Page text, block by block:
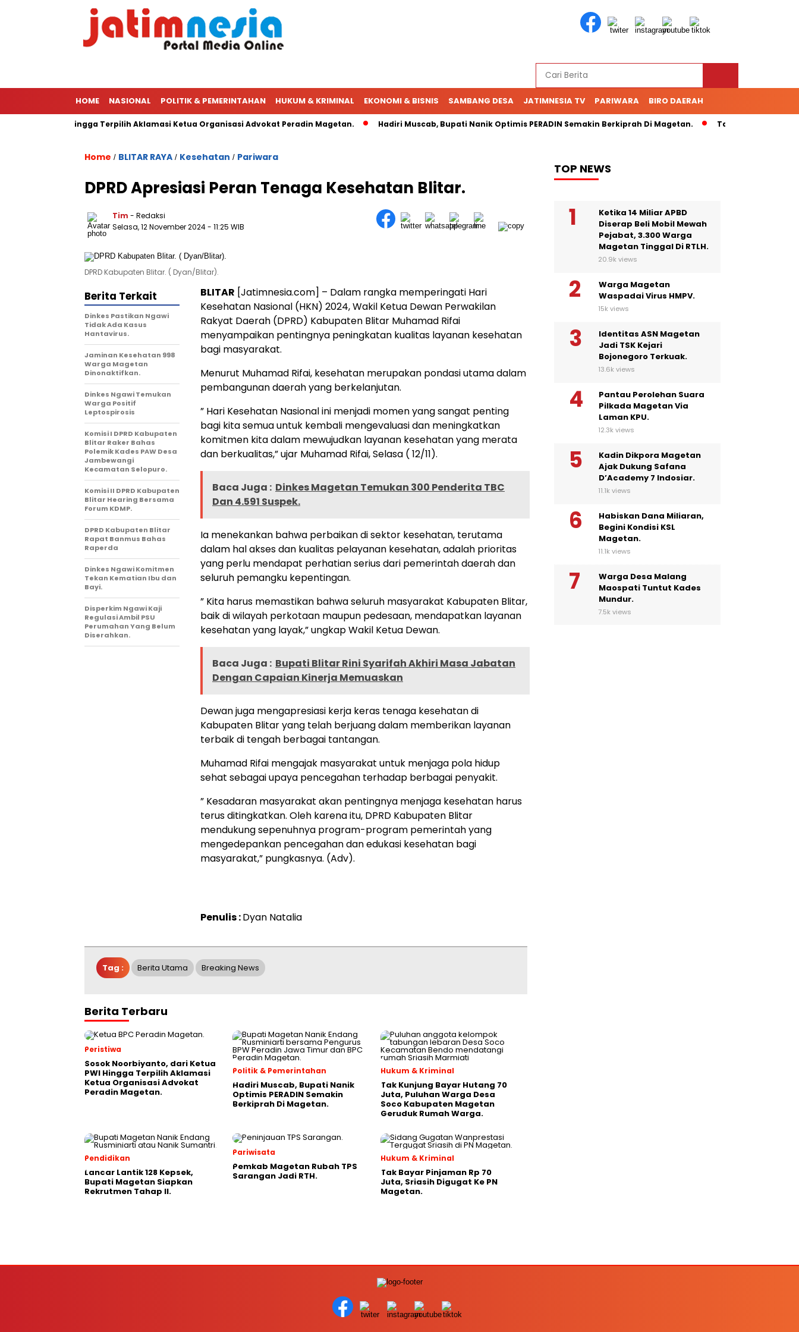
HOME NASIONAL POLITIK & PEMERINTAHAN HUKUM & KRIMINAL EKONOMI & BISNIS SAMBANG DESA JATIMNESIA TV PARIWARA BIRO DAERAH
Ketua PWI Hingga Terpilih Aklamasi Ketua Organisasi Advokat Peradin Magetan. Hadiri Muscab, Bupati Nanik Optimis PERADIN Semakin Berkiprah Di Magetan. Tak Kunjung Bayar
Home / BLITAR RAYA / Kesehatan / Pariwara
DPRD Apresiasi Peran Tenaga Kesehatan Blitar.
Tim - Redaksi
Selasa, 12 November 2024- 11:25 WIB
DPRD Kabupaten Blitar. ( Dyan/Blitar).
BLITAR [Jatimnesia.com] – Dalam rangka memperingati Hari
Kesehatan Nasional (HKN) 2024, Wakil Ketua Dewan Perwakilan
Rakyat Daerah (DPRD) Kabupaten Blitar Muhamad Rifai
menyampaikan pentingnya peningkatan kualitas layanan kesehatan
bagi masyarakat.
Menurut Muhamad Rifai, kesehatan merupakan pondasi utama dalam
pembangunan daerah yang berkelanjutan.
” Hari Kesehatan Nasional ini menjadi momen yang sangat penting
bagi kita semua untuk kembali mengevaluasi dan meningkatkan
komitmen kita dalam mewujudkan layanan kesehatan yang merata
dan berkualitas,” ujar Muhamad Rifai, Selasa ( 12/11).
Baca Juga : Dinkes Magetan Temukan 300 Penderita TBC
Dan 4.591 Suspek.
Ia menekankan bahwa perbaikan di sektor kesehatan, terutama
dalam hal akses dan kualitas pelayanan kesehatan, adalah prioritas
yang perlu mendapat perhatian serius dari pemerintah daerah dan
seluruh pemangku kepentingan.
” Kita harus memastikan bahwa seluruh masyarakat Kabupaten Blitar,
baik di wilayah perkotaan maupun pedesaan, mendapatkan layanan
kesehatan yang layak,” ungkap Wakil Ketua Dewan.
Baca Juga : Bupati Blitar Rini Syarifah Akhiri Masa Jabatan
Dengan Capaian Kinerja Memuaskan
Dewan juga mengapresiasi kerja keras tenaga kesehatan di
Kabupaten Blitar yang telah berjuang dalam memberikan layanan
terbaik di tengah berbagai tantangan.
Muhamad Rifai mengajak masyarakat untuk menjaga pola hidup
sehat sebagai upaya pencegahan terhadap berbagai penyakit.
” Kesadaran masyarakat akan pentingnya menjaga kesehatan harus
terus ditingkatkan. Oleh karena itu, DPRD Kabupaten Blitar
mendukung sepenuhnya program-program pemerintah yang
mengedepankan pencegahan dan edukasi kesehatan bagi
masyarakat,” pungkasnya. (Adv).
Penulis :Dyan Natalia
Berita Terkait
Dinkes Pastikan Ngawi
Tidak Ada Kasus
Hantavirus.
Jaminan Kesehatan 998
Warga Magetan
Dinonaktifkan.
Dinkes Ngawi Temukan
Warga Positif
Leptospirosis
Komisi I DPRD Kabupaten
Blitar Raker Bahas
Polemik Kades PAW Desa
Jambewangi
Kecamatan Selopuro.
Komisi II DPRD Kabupaten
Blitar Hearing Bersama
Forum KDMP.
DPRD Kabupaten Blitar
Rapat Banmus Bahas
Raperda
Dinkes Ngawi Komitmen
Tekan Kematian Ibu dan
Bayi.
Disperkim Ngawi Kaji
Regulasi Ambil PSU
Perumahan Yang Belum
Diserahkan.
Tag : Berita Utama Breaking News
Berita Terbaru
Peristiwa
Sosok Noorbiyanto, dari Ketua
PWI Hingga Terpilih Aklamasi
Ketua Organisasi Advokat
Peradin Magetan.
Politik & Pemerintahan
Hadiri Muscab, Bupati Nanik
Optimis PERADIN Semakin
Berkiprah Di Magetan.
Hukum & Kriminal
Tak Kunjung Bayar Hutang 70
Juta, Puluhan Warga Desa
Soco Kabupaten Magetan
Geruduk Rumah Warga.
Pendidikan
Lancar Lantik 128 Kepsek,
Bupati Magetan Siapkan
Rekrutmen Tahap II.
Pariwisata
Pemkab Magetan Rubah TPS
Sarangan Jadi RTH.
Hukum & Kriminal
Tak Bayar Pinjaman Rp 70
Juta, Sriasih Digugat Ke PN
Magetan.
TOP NEWS
Ketika 14 Miliar APBD
Diserap Beli Mobil Mewah
Pejabat, 3.300 Warga
Magetan Tinggal Di RTLH.
20.9k views
Warga Magetan
Waspadai Virus HMPV.
15k views
Identitas ASN Magetan
Jadi TSK Kejari
Bojonegoro Terkuak.
13.6k views
Pantau Perolehan Suara
Pilkada Magetan Via
Laman KPU.
12.3k views
Kadin Dikpora Magetan
Ajak Dukung Safana
D’Academy 7 Indosiar.
11.1k views
Habiskan Dana Miliaran,
Begini Kondisi KSL
Magetan.
11.1k views
Warga Desa Malang
Maospati Tuntut Kades
Mundur.
7.5k views